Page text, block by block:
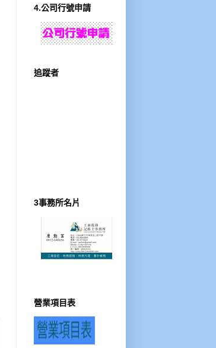
4.公司行號申請
追蹤者
3事務所名片
營業項目表